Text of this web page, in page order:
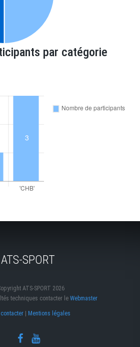
par catégorie
ATS-SPORT
ATS-SPORT 2026
techniques contacter le Webmaster
| Mentions légales